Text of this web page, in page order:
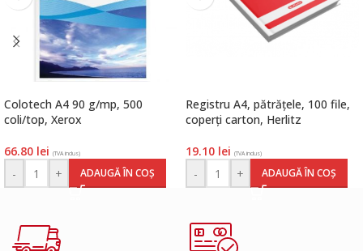
Colotech A4 90 g/mp, 500
coli/top, Xerox
66.80 lei (TVA inclus)
- + ADAUGĂ ÎN COȘ
Registru A4, pătrățele, 100 file,
coperți carton, Herlitz
19.10 lei (TVA inclus)
- + ADAUGĂ ÎN COȘ